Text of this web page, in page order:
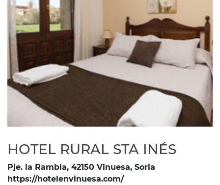
HOTEL RURAL STA INÉS
Pje. la Rambla, 42150 Vinuesa, Soria
https://hotelenvinuesa.com/